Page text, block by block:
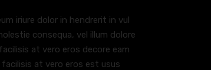
iriure dolor in hendrerit in vul
consequa, vel illum dolore
at vero eros decore eam
facilisis at vero eros est usus